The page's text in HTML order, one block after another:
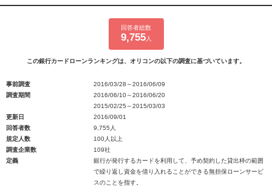
回答者総数
9,755人
この銀行カードローンランキングは、オリコンの以下の調査に基づいています。
事前調査
2016/03/28～2016/06/09
調査期間
2016/06/10～2016/06/20
2015/02/25～2015/03/03
更新日
2016/09/01
回答者数
9,755人
規定人数
100人以上
調査企業数
109社
定義
銀行が発行するカードを利用して、予め契約した貸出枠の範囲
で繰り返し資金を借り入れることができる無担保ローンサービ
スのことを指す。